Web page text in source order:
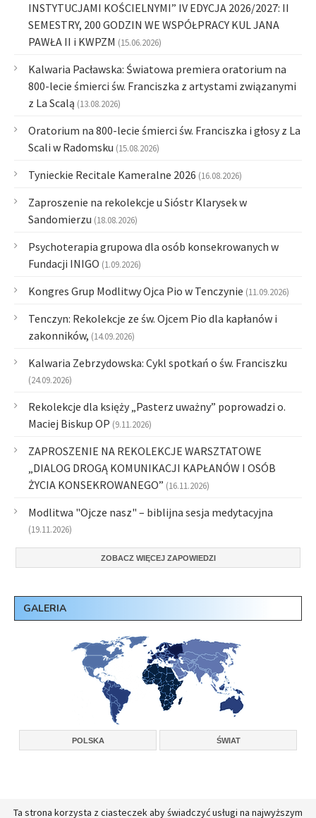
INSTYTUCJAMI KOŚCIELNYMI” IV EDYCJA 2026/2027: II
SEMESTRY, 200 GODZIN WE WSPÓŁPRACY KUL JANA
PAWŁA II i KWPZM (15.06.2026)
Kalwaria Pacławska: Światowa premiera oratorium na
800-lecie śmierci św. Franciszka z artystami związanymi
z La Scalą (13.08.2026)
Oratorium na 800-lecie śmierci św. Franciszka i głosy z La
Scali w Radomsku (15.08.2026)
Tynieckie Recitale Kameralne 2026 (16.08.2026)
Zaproszenie na rekolekcje u Sióstr Klarysek w
Sandomierzu (18.08.2026)
Psychoterapia grupowa dla osób konsekrowanych w
Fundacji INIGO (1.09.2026)
Kongres Grup Modlitwy Ojca Pio w Tenczynie (11.09.2026)
Tenczyn: Rekolekcje ze św. Ojcem Pio dla kapłanów i
zakonników, (14.09.2026)
Kalwaria Zebrzydowska: Cykl spotkań o św. Franciszku
(24.09.2026)
Rekolekcje dla księży „Pasterz uważny” poprowadzi o.
Maciej Biskup OP (9.11.2026)
ZAPROSZENIE NA REKOLEKCJE WARSZTATOWE
„DIALOG DROGĄ KOMUNIKACJI KAPŁANÓW I OSÓB
ŻYCIA KONSEKROWANEGO” (16.11.2026)
Modlitwa "Ojcze nasz" – biblijna sesja medytacyjna
(19.11.2026)
ZOBACZ WIĘCEJ ZAPOWIEDZI
GALERIA
POLSKA ŚWIAT
Ta strona korzysta z ciasteczek aby świadczyć usługi na najwyższym